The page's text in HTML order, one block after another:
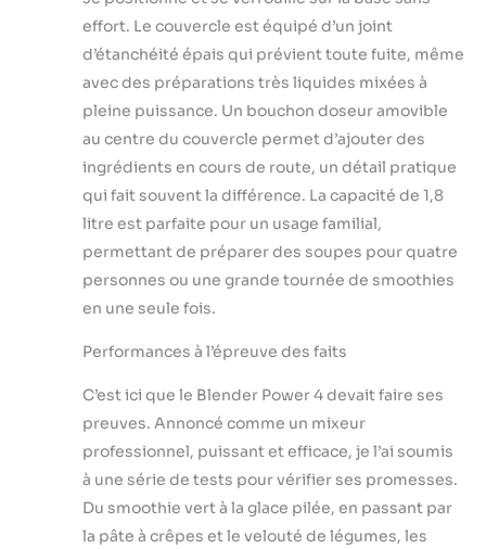
effort. Le couvercle est équipé d’un joint
d’étanchéité épais qui prévient toute fuite, même
avec des préparations très liquides mixées à
pleine puissance. Un bouchon doseur amovible
au centre du couvercle permet d’ajouter des
ingrédients en cours de route, un détail pratique
qui fait souvent la différence. La capacité de 1,8
litre est parfaite pour un usage familial,
permettant de préparer des soupes pour quatre
personnes ou une grande tournée de smoothies
en une seule fois.
Performances à l’épreuve des faits
C’est ici que le Blender Power 4 devait faire ses
preuves. Annoncé comme un mixeur
professionnel, puissant et efficace, je l’ai soumis
à une série de tests pour vérifier ses promesses.
Du smoothie vert à la glace pilée, en passant par
la pâte à crêpes et le velouté de légumes, les